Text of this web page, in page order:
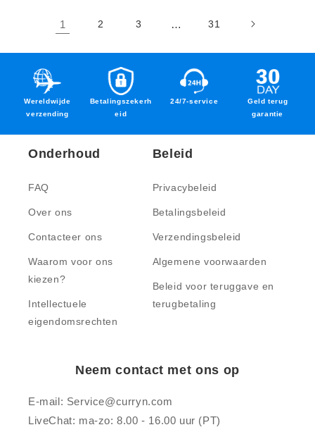
1 2 3 … 31
Wereldwijde
verzending
Betalingszekerh
eid
24/7-service
Geld terug
garantie
Onderhoud
FAQ
Over ons
Contacteer ons
Waarom voor ons
kiezen?
Intellectuele
eigendomsrechten
Beleid
Privacybeleid
Betalingsbeleid
Verzendingsbeleid
Algemene voorwaarden
Beleid voor teruggave en
terugbetaling
Neem contact met ons op
E-mail: Service@curryn.com
LiveChat: ma-zo: 8.00 - 16.00 uur (PT)